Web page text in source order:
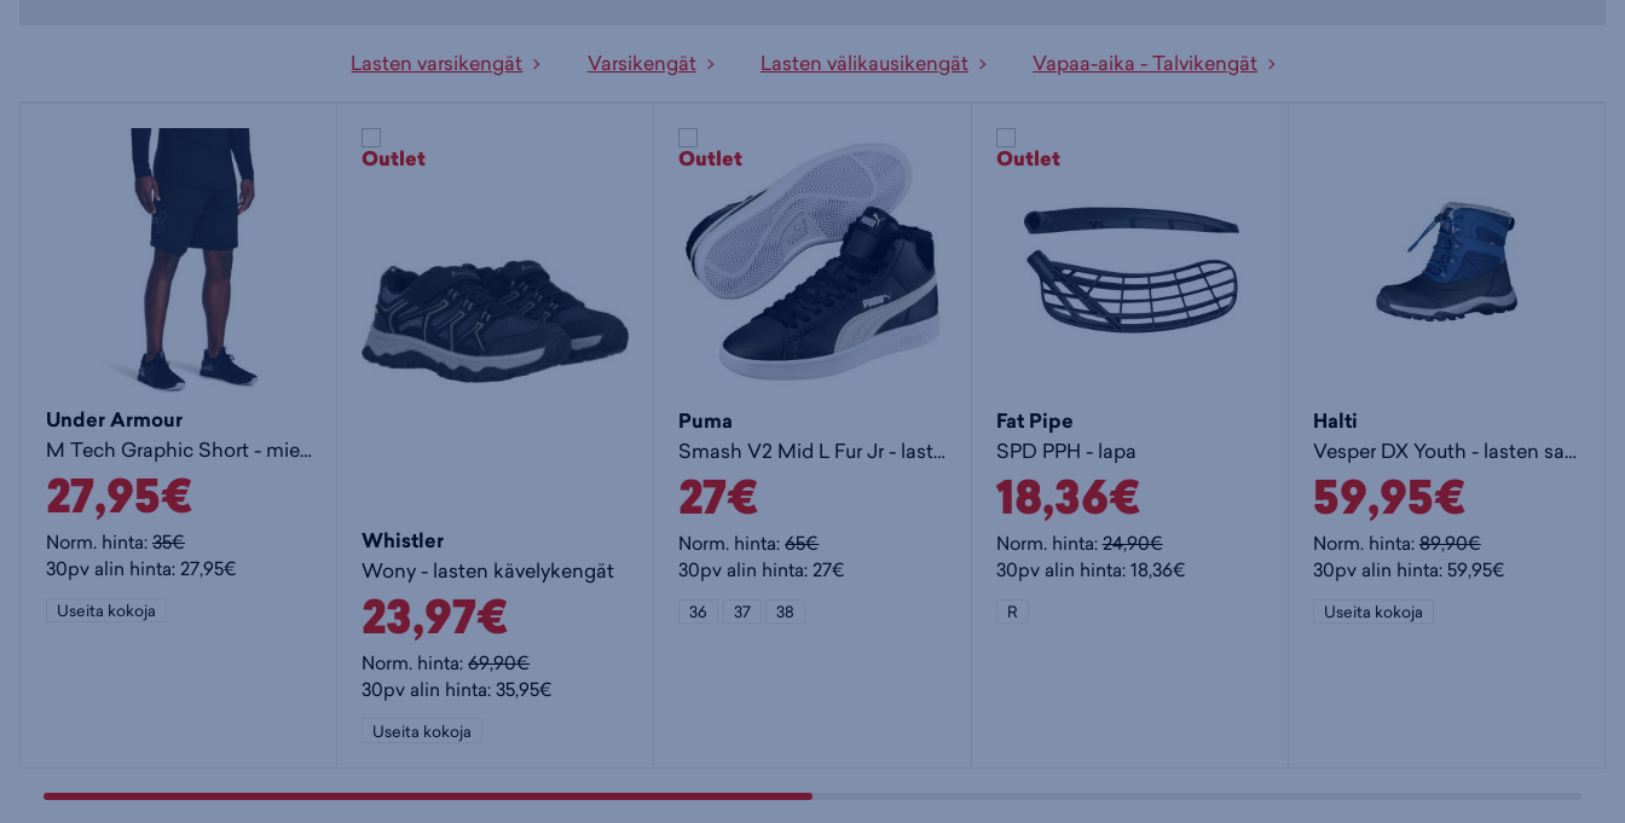
Lasten varsikengät Varsikengät Lasten välikausikengät Vapaa-aika - Talvikengät
Under Armour
M Tech Graphic Short - miesten shortsit
27,95€
Norm. hinta:35€
30pv alin hinta: 27,95€
Useita kokoja
Whistler
Wony - lasten kävelykengät
23,97€
Norm. hinta:69,90€
30pv alin hinta: 35,95€
Useita kokoja
Puma
Smash V2 Mid L Fur Jr - lasten talvitennarit
27€
Norm. hinta:65€
30pv alin hinta: 27€
36 37 38
Fat Pipe
SPD PPH - lapa
18,36€
Norm. hinta:24,90€
30pv alin hinta: 18,36€
R
Halti
Vesper DX Youth - lasten saappaat
59,95€
Norm. hinta:89,90€
30pv alin hinta: 59,95€
Useita kokoja